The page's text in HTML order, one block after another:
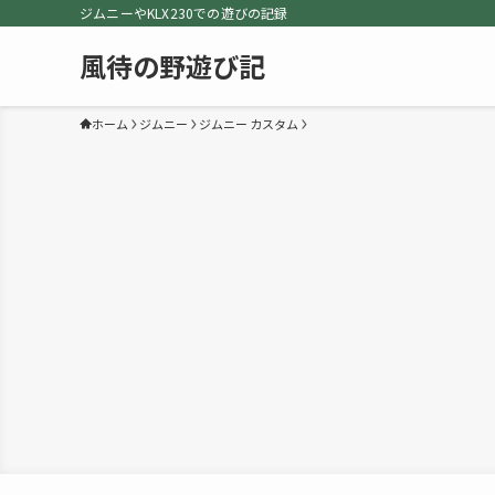
ジムニーやKLX230での遊びの記録
風待の野遊び記
ホーム ジムニー ジムニー カスタム